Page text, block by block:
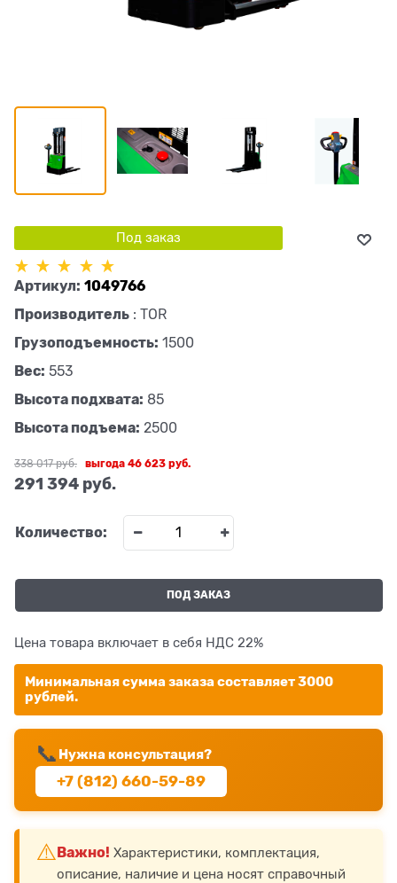
Под заказ
Артикул: 1049766
Производитель : TOR
Грузоподъемность: 1500
Вес: 553
Высота подхвата: 85
Высота подъема: 2500
338 017 руб.
291 394 руб.
выгода46 623 руб.
Количество:
ПОД ЗАКАЗ
Цена товара включает в себя НДС 22%
Минимальная сумма заказа составляет 3000
рублей.
📞 Нужна консультация?
+7 (812) 660-59-89
⚠️ Важно! Характеристики, комплектация,
описание, наличие и цена носят справочный